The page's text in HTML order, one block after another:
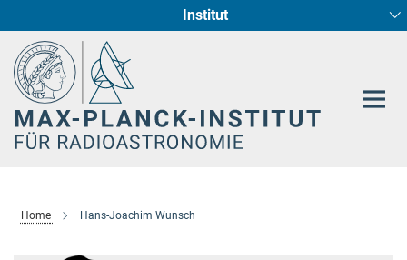
Institut
Radioastronomische Fundamentalphysik
Sternentstehung und Galaxienentwicklung
Home Hans-Joachim Wunsch